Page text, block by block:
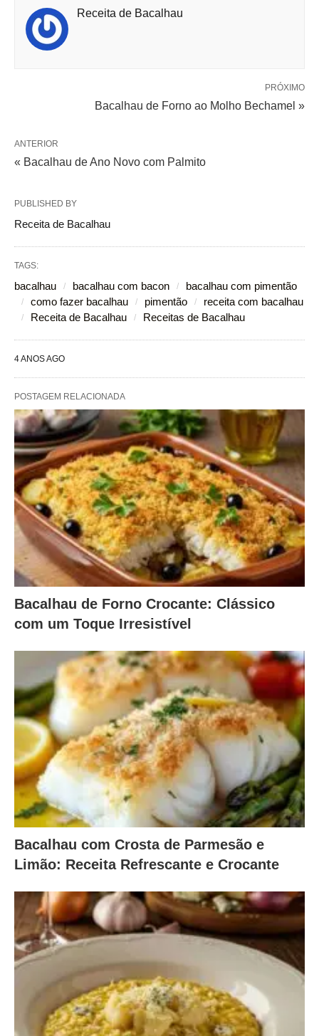
Receita de Bacalhau
PRÓXIMO
Bacalhau de Forno ao Molho Bechamel »
ANTERIOR
« Bacalhau de Ano Novo com Palmito
PUBLISHED BY
Receita de Bacalhau
TAGS:
bacalhau bacalhau com bacon
bacalhau com pimentão
como fazer bacalhau
pimentão
receita com bacalhau
Receita de Bacalhau
Receitas de Bacalhau
4 ANOS AGO
POSTAGEM RELACIONADA
Bacalhau de Forno Crocante: Clássico
com um Toque Irresistível
Bacalhau com Crosta de Parmesão e
Limão: Receita Refrescante e Crocante